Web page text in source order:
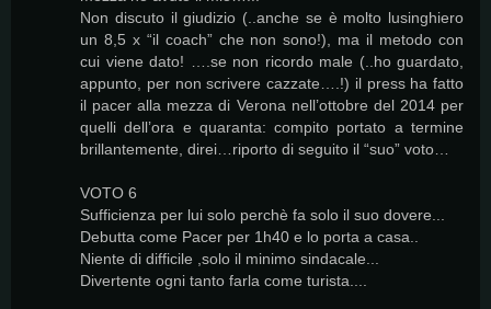
Non discuto il giudizio (..anche se è molto lusinghiero
un 8,5 x “il coach” che non sono!), ma il metodo con
cui viene dato! ….se non ricordo male (..ho guardato,
appunto, per non scrivere cazzate….!) il press ha fatto
il pacer alla mezza di Verona nell’ottobre del 2014 per
quelli dell’ora e quaranta: compito portato a termine
brillantemente, direi…riporto di seguito il “suo” voto…
VOTO 6
Sufficienza per lui solo perchè fa solo il suo dovere...
Debutta come Pacer per 1h40 e lo porta a casa..
Niente di difficile ,solo il minimo sindacale...
Divertente ogni tanto farla come turista....